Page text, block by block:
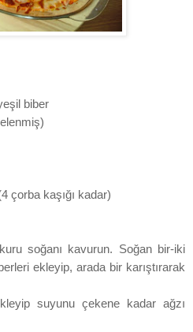
biber
çorba kaşığı kadar)
soğanı kavurun. Soğan bir-iki
ekleyip, arada bir karıştırarak
suyunu çekene kadar ağzı